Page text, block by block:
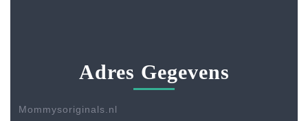
Adres Gegevens
Mommysoriginals.nl